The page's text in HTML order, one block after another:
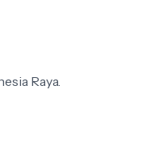
Raya.